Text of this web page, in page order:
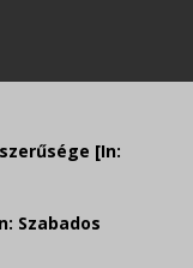
[In:
Szabados